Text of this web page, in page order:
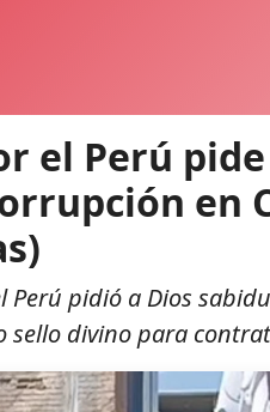
el Perú
en
Perú pidió a Dios
sello divino para